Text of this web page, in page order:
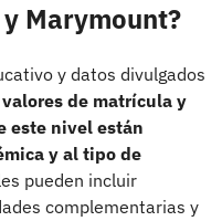
Marymount?
y datos divulgados
de matrícula y
este nivel están
y al tipo de
pueden incluir
complementarias y